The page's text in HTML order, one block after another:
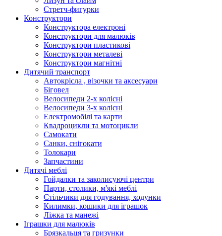
Стретч-фигурки
Конструктори
Конструктора електроні
Конструктори для малюків
Конструктори пластикові
Конструктори металеві
Конструктори магнітні
Дитячий транспорт
Автокрісла , візочки та аксесуари
Біговел
Велосипеди 2-х колісні
Велосипеди 3-х колісні
Електромобілі та карти
Квадроцикли та мотоцикли
Самокати
Санки, снігокати
Толокари
Запчастини
Дитячі меблі
Гойдалки та заколисуючі центри
Парти, столики, м'які меблі
Стільчики для годування, ходунки
Килимки, кошики для іграшок
Ліжка та манежі
Іграшки для малюків
Брязкальця та гризунки